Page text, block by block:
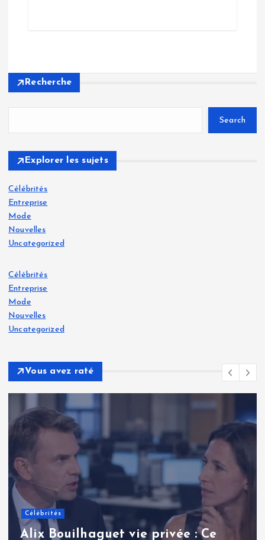
Recherche
Search
Explorer les sujets
Célébrités
Entreprise
Mode
Nouvelles
Uncategorized
Célébrités
Entreprise
Mode
Nouvelles
Uncategorized
Vous avez raté
Célébrités
Renaud Pila : une analyse
approfondie de la carrière et